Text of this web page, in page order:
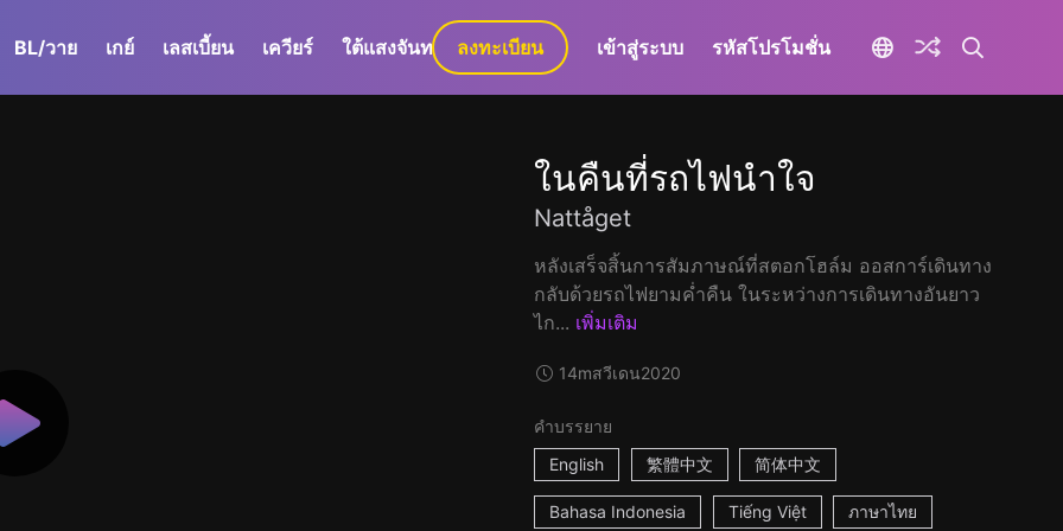
BL/วาย เกย์ เลสเบี้ยน เควียร์ ใต้แสงจันทร์ GaLa+
ลงทะเบียน เข้าสู่ระบบ รหัสโปรโมชั่น
ในคืนที่รถไฟนำใจ
Nattåget
หลังเสร็จสิ้นการสัมภาษณ์ที่สตอกโฮล์ม ออสการ์เดินทาง
กลับด้วยรถไฟยามค่ำคืน ในระหว่างการเดินทางอันยาว
ไก... เพิ่มเติม
14mสวีเดน2020
คำบรรยาย
English
繁體中文 简体中文
Bahasa Indonesia Tiếng Việt ภาษาไทย